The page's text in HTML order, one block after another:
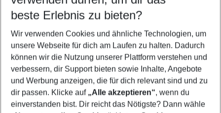
5-8 Nächte
2 Erwachsene Keine Kinder
Mehr Filter anzeigen
beste Erlebnis zu bieten?
Wir verwenden Cookies und ähnliche Technologien, um
unsere Webseite für dich am Laufen zu halten. Dadurch
können wir die Nutzung unserer Plattform verstehen und
verbessern, dir Support bieten sowie Inhalte, Angebote
und Werbung anzeigen, die für dich relevant sind und zu
dir passen. Klicke auf „Alle akzeptieren“, wenn du
einverstanden bist. Dir reicht das Nötigste? Dann wähle